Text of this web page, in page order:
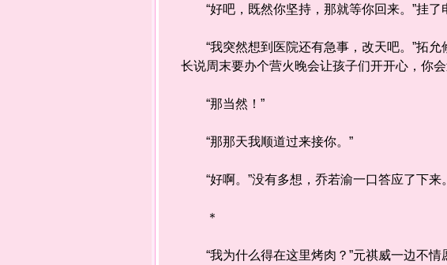
“好吧，既然你坚持，那就等你回来。”挂了
“我突然想到医院还有急事，改天吧。”拓允
长说周末要办个营火晚会让孩子们开开心，你
“那当然！”
“那那天我顺道过来接你。”
“好啊。”没有多想，乔若渝一口答应了下来。
＊
“我为什么得在这里烤肉？”元祺威一边不情